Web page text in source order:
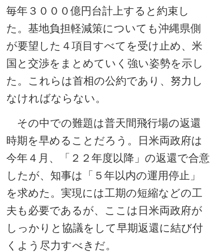
毎年３０００億円台計上すると約束し
た。基地負担軽減策についても沖縄県側
が要望した４項目すべてを受け止め、米
国と交渉をまとめていく強い姿勢を示し
た。これらは首相の公約であり、努力し
なければならない。
その中での難題は普天間飛行場の返還
時期を早めることだろう。日米両政府は
今年４月、「２２年度以降」の返還で合意
したが、知事は「５年以内の運用停止」
を求めた。実現には工期の短縮などの工
夫も必要であるが、ここは日米両政府が
しっかりと協議をして早期返還に結び付
くよう尽力すべきだ。